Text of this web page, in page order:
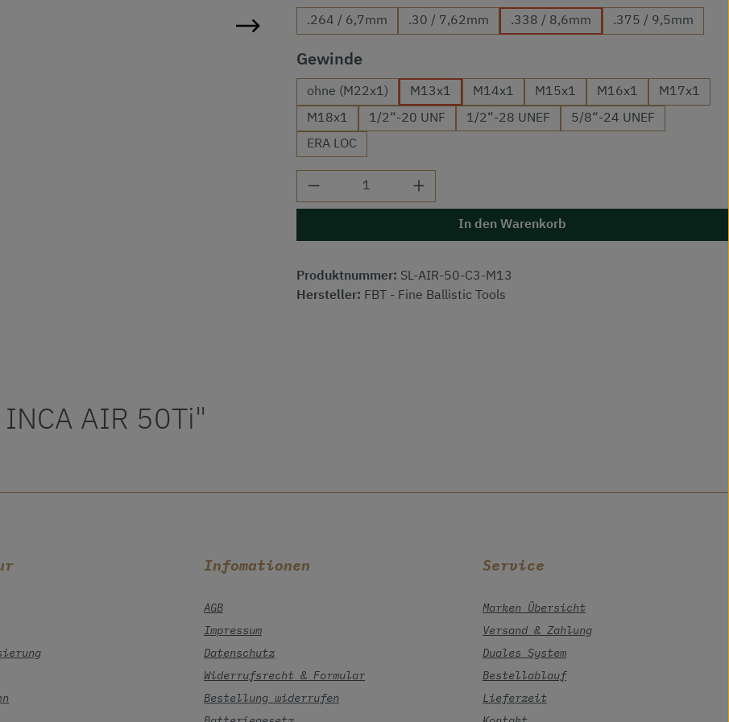
.264 / 6,7mm .30 / 7,62mm .338 / 8,6mm .375 / 9,5mm
Gewindeauswählen
ohne (M22x1) M13x1 M14x1 M15x1 M16x1 M17x1
M18x1 1/2“-20 UNF 1/2“-28 UNEF
5/8“-24 UNEF
ERA LOC
Produkt Anzahl: Gib den gewünschten Wert ein
In den Warenkorb
Produktnummer: SL-AIR-50-C3-M13
Hersteller: FBT - Fine Ballistic Tools
AIR 50Ti"
Infomationen
AGB
Impressum
Datenschutz
Widerrufsrecht & Formular
Bestellung widerrufen
Service
Marken Übersicht
Versand & Zahlung
Duales System
Bestellablauf
Lieferzeit